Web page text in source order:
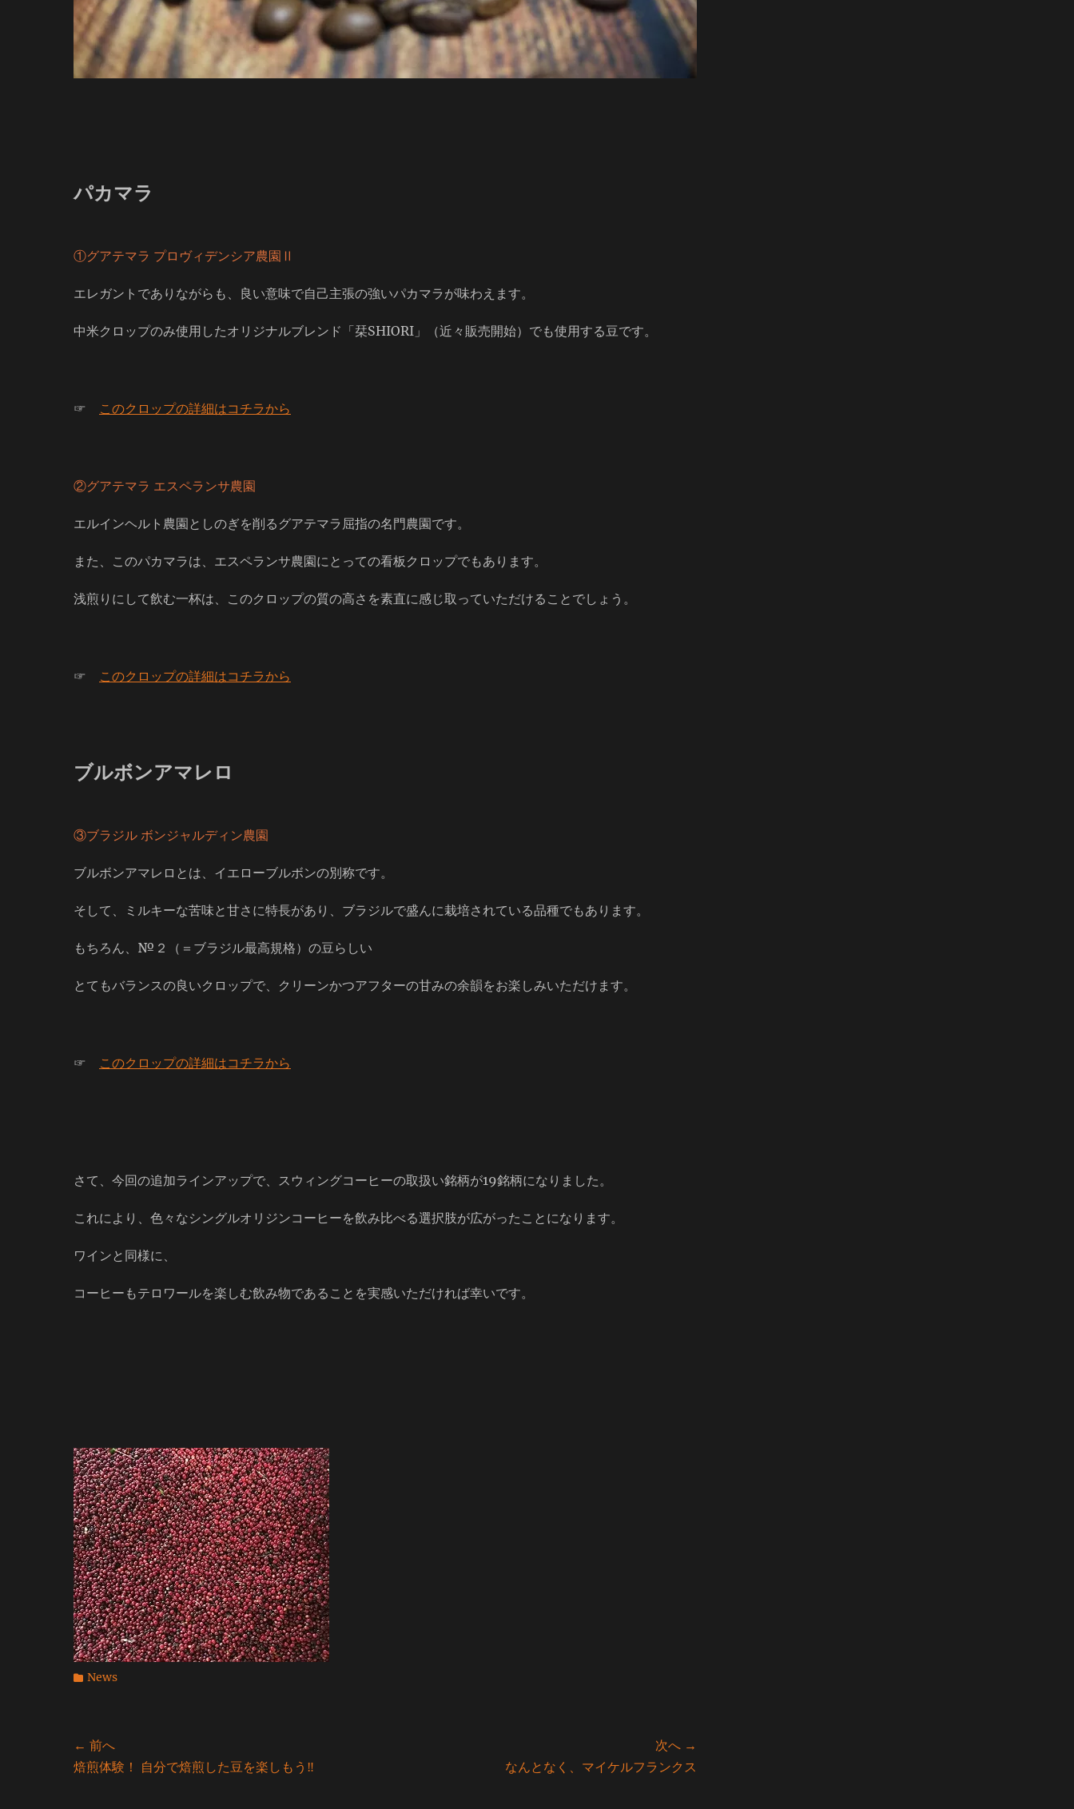
パカマラ
①グアテマラ プロヴィデンシア農園Ⅱ
エレガントでありながらも、良い意味で自己主張の強いパカマラが味わえます。
中米クロップのみ使用したオリジナルブレンド「栞SHIORI」（近々販売開始）でも使用する豆です。
☞ このクロップの詳細はコチラから
②グアテマラ エスペランサ農園
エルインヘルト農園としのぎを削るグアテマラ屈指の名門農園です。
また、このパカマラは、エスペランサ農園にとっての看板クロップでもあります。
浅煎りにして飲む一杯は、このクロップの質の高さを素直に感じ取っていただけることでしょう。
☞ このクロップの詳細はコチラから
ブルボンアマレロ
③ブラジル ボンジャルディン農園
ブルボンアマレロとは、イエローブルボンの別称です。
そして、ミルキーな苦味と甘さに特長があり、ブラジルで盛んに栽培されている品種でもあります。
もちろん、№２（＝ブラジル最高規格）の豆らしい
とてもバランスの良いクロップで、クリーンかつアフターの甘みの余韻をお楽しみいただけます。
☞ このクロップの詳細はコチラから
さて、今回の追加ラインアップで、スウィングコーヒーの取扱い銘柄が19銘柄になりました。
これにより、色々なシングルオリジンコーヒーを飲み比べる選択肢が広がったことになります。
ワインと同様に、
コーヒーもテロワールを楽しむ飲み物であることを実感いただければ幸いです。
カ
ー
News
投
稿
← 前へ
前
焙煎体験！ 自分で焙煎した豆を楽しもう‼
次へ →
なんとなく、マイケルフランクス